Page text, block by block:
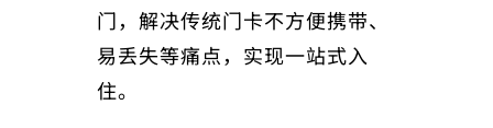
门，解决传统门卡不方便携带、
易丢失等痛点，实现一站式入
住。